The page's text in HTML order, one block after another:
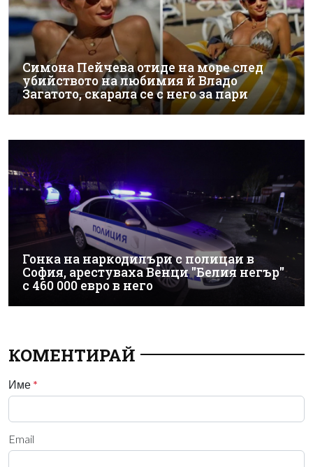
Симона Пейчева отиде на море след
убийството на любимия й Владо
Загатото, скарала се с него за пари
Гонка на наркодилъри с полицаи в
София, арестуваха Венци "Белия негър"
с 460 000 евро в него
КОМЕНТИРАЙ
Име *
Email